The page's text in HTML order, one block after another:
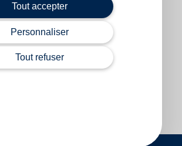
finition bouchardé
Tout accepter
Personnaliser
Tout refuser